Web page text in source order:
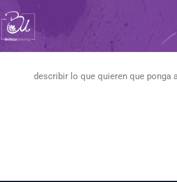
al
contenido
describir lo que quieren que ponga